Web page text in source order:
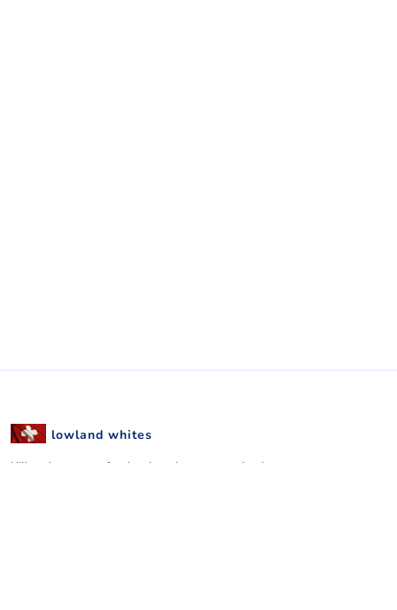
lowland whites
Kijk ook op onze facebookpagina voor update's.